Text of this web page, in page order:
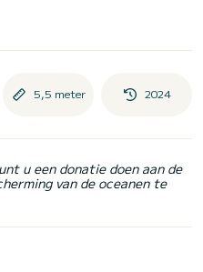
5,5 meter 2024
u een donatie doen aan de
van de oceanen te